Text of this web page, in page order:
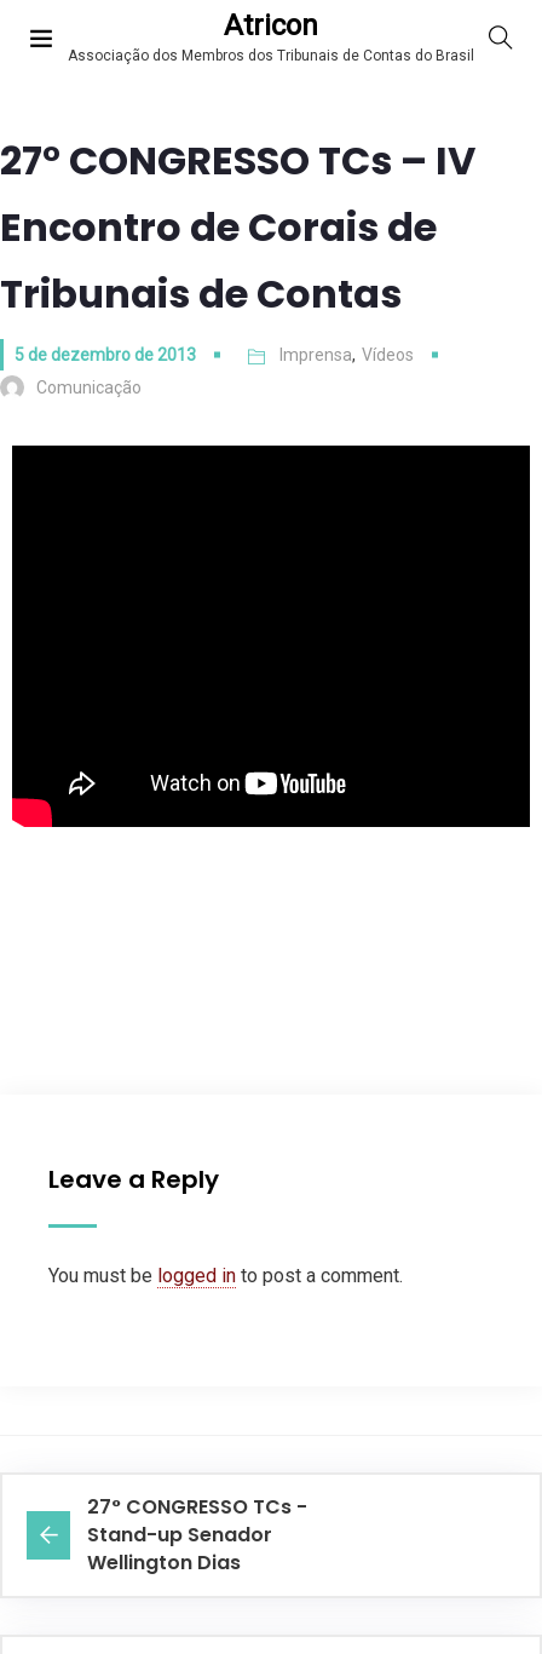
Atricon
Associação dos Membros dos Tribunais de Contas do Brasil
27° CONGRESSO TCs – IV
Encontro de Corais de
Tribunais de Contas
5 de dezembro de 2013 Imprensa, Vídeos
Comunicação
Leave a Reply
You must be logged in to post a comment.
27° CONGRESSO TCs -
Stand-up Senador
Wellington Dias